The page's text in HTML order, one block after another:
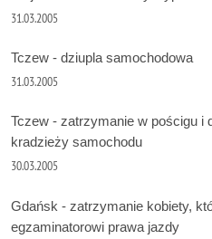
31.03.2005
Tczew - dziupla samochodowa
31.03.2005
Tczew - zatrzymanie w pościgu i
kradzieży samochodu
30.03.2005
Gdańsk - zatrzymanie kobiety,
egzaminatorowi prawa jazdy